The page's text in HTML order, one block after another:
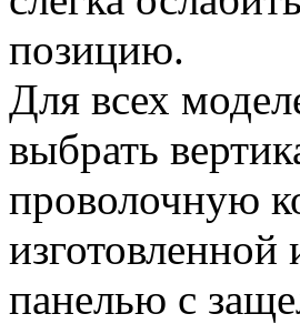
позицию.
Для всех
выбрать
проволочную
панелью с